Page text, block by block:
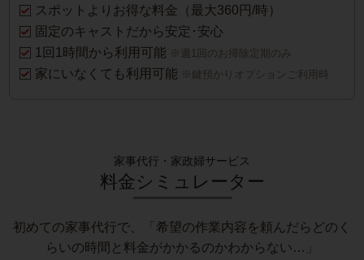
スポットよりお得な料金（最大360円/時）
固定のキャストだから安定･安心
1回1時間から利用可能 ※週1回のお掃除定期のみ
家にいなくても利用可能 ※鍵預かりオプションご利用時
家事代行・家政婦サービス
料金シミュレーター
初めての家事代行で、「希望の作業内容を頼んだらどのく
らいの時間と料金がかかるのかわからない…」